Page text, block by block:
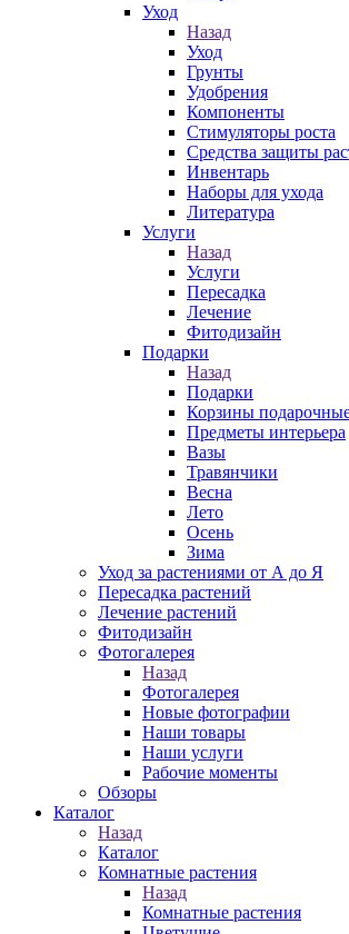
Уход
Назад
Уход
Грунты
Удобрения
Компоненты
Стимуляторы роста
Средства защиты
Инвентарь
Наборы для ухода
Литература
Услуги
Назад
Услуги
Пересадка
Лечение
Фитодизайн
Подарки
Назад
Подарки
Корзины
Предметы интерьера
Вазы
Травянчики
Весна
Лето
Осень
Зима
Уход за растениями от А до Я
Пересадка растений
Лечение растений
Фитодизайн
Фотогалерея
Назад
Фотогалерея
Новые фотографии
Наши товары
Наши услуги
Рабочие моменты
Обзоры
Каталог
Назад
Каталог
Комнатные растения
Назад
Комнатные растения